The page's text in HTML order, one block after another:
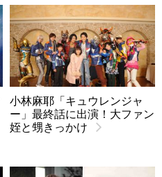
小林麻耶「キュウレンジャ
ー」最終話に出演！大ファン
姪と甥きっかけ